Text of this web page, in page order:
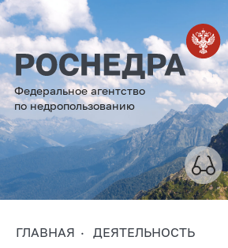
Федеральное агентство
по недропользованию
ГЛАВНАЯ
ДЕЯТЕЛЬНОСТЬ